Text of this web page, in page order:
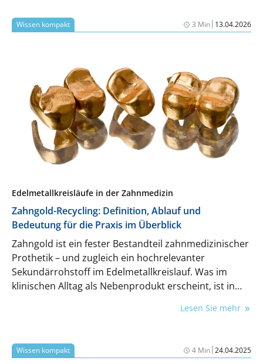
Wissen kompakt 3 Min| 13.04.2026
Edelmetallkreisläufe in der Zahnmedizin
Zahngold-Recycling: Definition, Ablauf und
Bedeutung für die Praxis im Überblick
Zahngold ist ein fester Bestandteil zahnmedizinischer
Prothetik – und zugleich ein hochrelevanter
Sekundärrohstoff im Edelmetallkreislauf. Was im
klinischen Alltag als Nebenprodukt erscheint, ist in
organisierten Recyclingprozesses mit wirtschaftlicher
ordnet die zentralen Begriffe, Abläufe und Akteure
ein.
Lesen Sie mehr
Wissen kompakt 4 Min|24.04.2025